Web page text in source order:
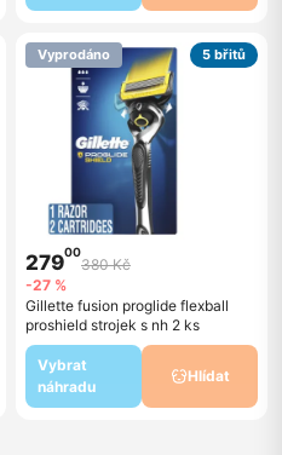
Vyprodáno 5 břitů
27900
380 Kč
-27 %
Gillette fusion proglide flexball
proshield strojek s nh 2 ks
Vybrat
náhradu
Hlídat